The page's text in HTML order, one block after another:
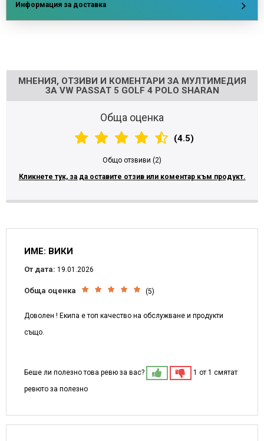
Информация за доставка
МНЕНИЯ, ОТЗИВИ И КОМЕНТАРИ ЗА МУЛТИМЕДИЯ
ЗА VW PASSAT 5 GOLF 4 POLO SHARAN
Обща оценка
(4.5)
Общо отзвиви (2)
Кликнете тук, за да оставите отзив или коментар към продукт.
ИМЕ: ВИКИ
От дата: 19.01.2026
Обща оценка (5)
Доволен ! Екипа е топ качество на обслужване и продукти
също.
Беше ли полезно това ревю за вас?
1 от 1 смятат
ревюто за полезно